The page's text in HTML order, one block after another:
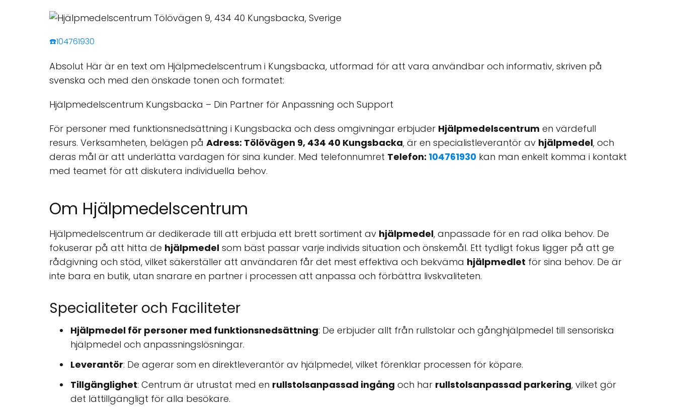
☎️104761930
Absolut Här är en text om Hjälpmedelscentrum i Kungsbacka, utformad för att vara användbar och informativ, skriven på
svenska och med den önskade tonen och formatet:
Hjälpmedelscentrum Kungsbacka – Din Partner för Anpassning och Support
För personer med funktionsnedsättning i Kungsbacka och dess omgivningar erbjuder Hjälpmedelscentrum en värdefull
resurs. Verksamheten, belägen på Adress: Tölövägen 9, 434 40 Kungsbacka, är en specialistleverantör av hjälpmedel, och
deras mål är att underlätta vardagen för sina kunder. Med telefonnumret Telefon: 104761930 kan man enkelt komma i kontakt
med teamet för att diskutera individuella behov.
Om Hjälpmedelscentrum
Hjälpmedelscentrum är dedikerade till att erbjuda ett brett sortiment av hjälpmedel, anpassade för en rad olika behov. De
fokuserar på att hitta de hjälpmedel som bäst passar varje individs situation och önskemål. Ett tydligt fokus ligger på att ge
rådgivning och stöd, vilket säkerställer att användaren får det mest effektiva och bekväma hjälpmedlet för sina behov. De är
inte bara en butik, utan snarare en partner i processen att anpassa och förbättra livskvaliteten.
Specialiteter och Faciliteter
Hjälpmedel för personer med funktionsnedsättning: De erbjuder allt från rullstolar och gånghjälpmedel till sensoriska
hjälpmedel och anpassningslösningar.
Leverantör: De agerar som en direktleverantör av hjälpmedel, vilket förenklar processen för köpare.
Tillgänglighet: Centrum är utrustat med en rullstolsanpassad ingång och har rullstolsanpassad parkering, vilket gör
det lättillgängligt för alla besökare.